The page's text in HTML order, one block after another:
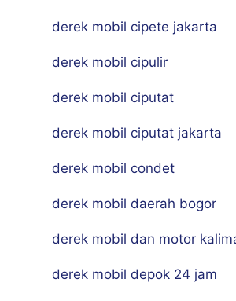
derek mobil cipete jakarta
derek mobil cipulir
derek mobil ciputat
derek mobil ciputat jakarta
derek mobil condet
derek mobil daerah bogor
derek mobil dan motor
derek mobil depok 24 jam